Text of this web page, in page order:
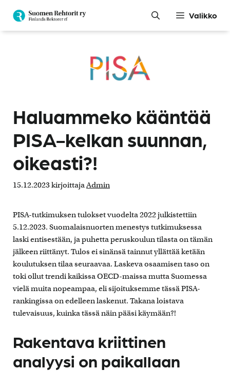
sisältöön
Valikko
Haluammeko kääntää
PISA-kelkan suunnan,
oikeasti?!
15.12.2023kirjoittajaAdmin
PISA-tutkimuksen tulokset vuodelta 2022 julkistettiin
5.12.2023. Suomalaisnuorten menestys tutkimuksessa
laski entisestään, ja puhetta peruskoulun tilasta on tämän
jälkeen riittänyt. Tulos ei sinänsä tainnut yllättää ketään
koulutuksen tilaa seuraavaa. Laskeva osaamisen taso on
toki ollut trendi kaikissa OECD-maissa mutta Suomessa
vielä muita nopeampaa, eli sijoituksemme tässä PISA-
rankingissa on edelleen laskenut. Takana loistava
tulevaisuus, kuinka tässä näin pääsi käymään?!
Rakentava kriittinen
analyysi on paikallaan